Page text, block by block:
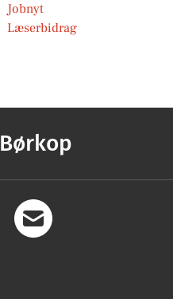
Jobnyt
Læserbidrag
Børkop